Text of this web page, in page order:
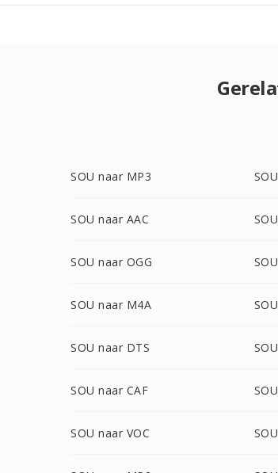
SOU naar MP3
SOU naar AAC
SOU naar OGG
SOU naar M4A
SOU naar DTS
SOU naar CAF
SOU naar VOC